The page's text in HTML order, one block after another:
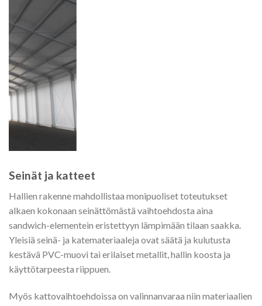
Seinät ja katteet
Hallien rakenne mahdollistaa monipuoliset toteutukset
alkaen kokonaan seinättömästä vaihtoehdosta aina
sandwich-elementein eristettyyn lämpimään tilaan saakka.
Yleisiä seinä- ja katemateriaaleja ovat säätä ja kulutusta
kestävä PVC-muovi tai erilaiset metallit, hallin koosta ja
käyttötarpeesta riippuen.
Myös kattovaihtoehdoissa on valinnanvaraa niin materiaalien